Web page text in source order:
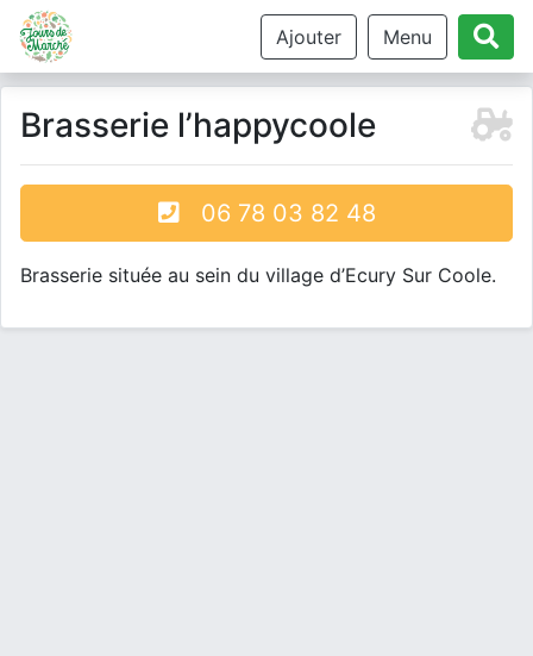
Ajouter Menu
Brasserie l’happycoole
06 78 03 82 48
Brasserie située au sein du village d’Ecury Sur Coole.